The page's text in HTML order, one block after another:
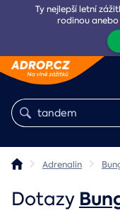
Ty nejlepší letní
rodinou anebo
Adrenalin
Dotazy